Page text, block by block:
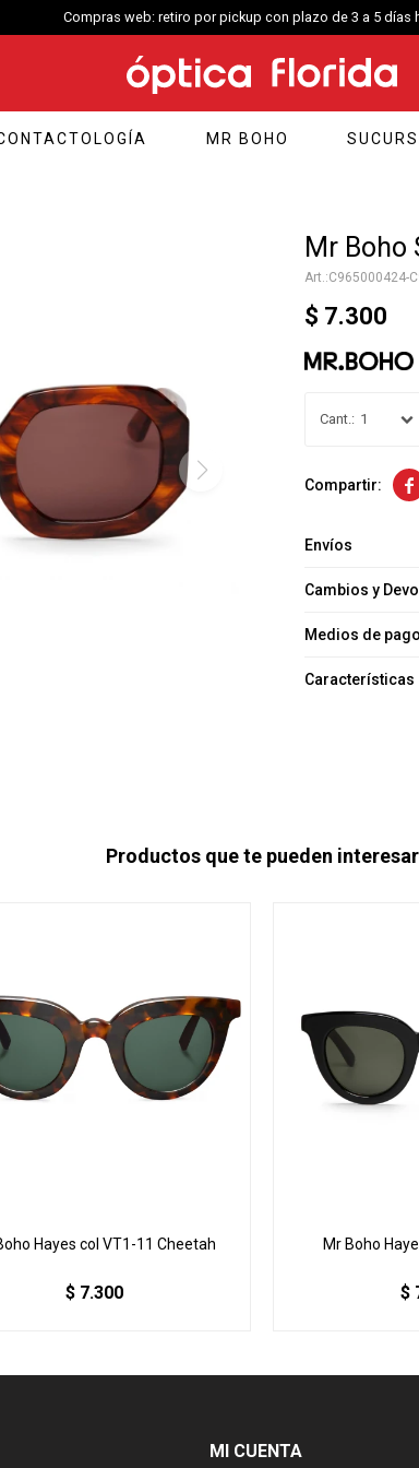
Compras web: retiro por pickup con plazo de 3 a 5 días
MR BOHO
Mr Boho
C965000424-
$ 7.300
1

Envíos
Cambios y
Medios de pago
Características
Productos que te pueden interesar
Hayes col VT1-11 Cheetah
$ 7.300
Mr Boho
$
MI CUENTA